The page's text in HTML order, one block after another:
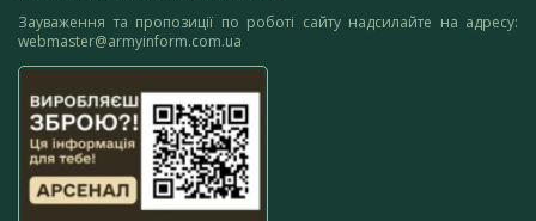
Зауваження та пропозиції по роботі сайту надсилайте на адресу:
webmaster@armyinform.com.ua